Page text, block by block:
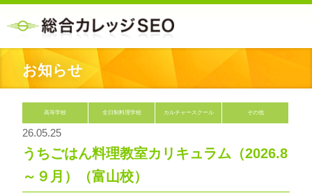
お知らせ
高等学校 全日制料理学校 カルチャースクール その他
26.05.25
うちごはん料理教室カリキュラム（2026.8
～９月）（富山校）